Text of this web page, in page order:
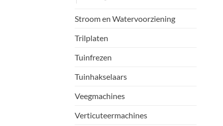
Stroom en Watervoorziening
Trilplaten
Tuinfrezen
Tuinhakselaars
Veegmachines
Verticuteermachines